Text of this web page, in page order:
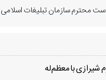
محترم سازمان تبلیغات اسلامی
شیرازی با معظم‌له